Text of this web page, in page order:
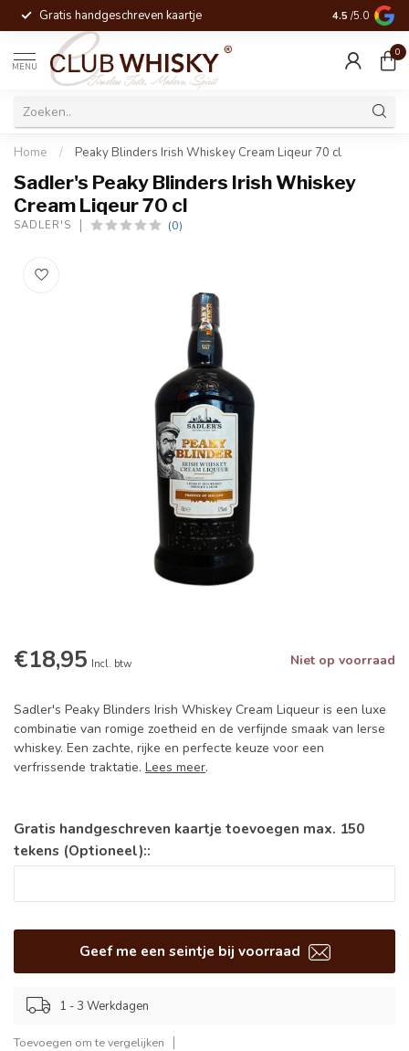
Gratis handgeschreven kaartje Voor 16:00
4.5 /5.0
MENU
0
Home / Peaky Blinders Irish Whiskey Cream Liqeur 70 cl
Sadler's Peaky Blinders Irish Whiskey
Cream Liqeur 70 cl
SADLER'S (0)
€18,95 Incl. btw Niet op voorraad
Sadler's Peaky Blinders Irish Whiskey Cream Liqueur is een luxe
combinatie van romige zoetheid en de verfijnde smaak van Ierse
whiskey. Een zachte, rijke en perfecte keuze voor een
verfrissende traktatie. Lees meer.
Gratis handgeschreven kaartje toevoegen max. 150
tekens (Optioneel)::
Geef me een seintje bij voorraad
1 - 3 Werkdagen
Toevoegen om te vergelijken